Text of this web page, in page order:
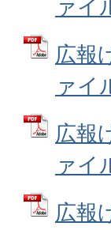
ァイ
広報
ァイ
広報
ァイ
広報